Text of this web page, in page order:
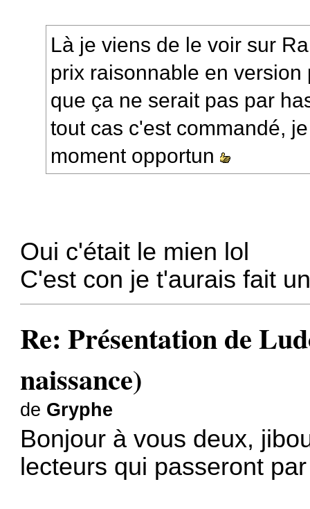
Là je viens de le voir sur
prix raisonnable en
que ça ne serait pas par
tout cas c'est commandé,
moment opportun
Oui c'était le mien lol
C'est con je t'aurais fait
Re: Présentation de
naissance)
de Gryphe
Bonjour à vous deux,
lecteurs qui passeront